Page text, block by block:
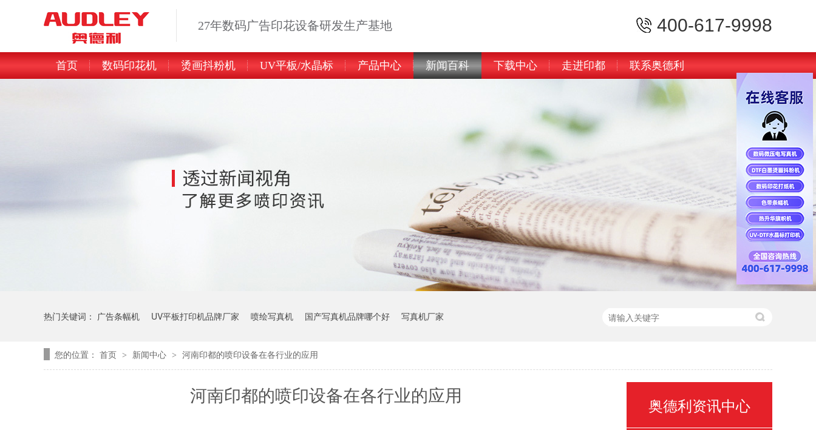
27年数码广告印花设备研发生产基地 400-617-9998
首页 数码印花机 烫画抖粉机 UV平板/水晶标 产品中心 新闻百科 下载中心 走进印都 联系奥德利
热门关键词： 广告条幅机 UV平板打印机品牌厂家 喷绘写真机 国产写真机品牌哪个好 写真机厂家
您的位置： 首页 > 新闻中心 > 河南印都的喷印设备在各行业的应用
河南印都的喷印设备在各行业的应用 奥德利资讯中心